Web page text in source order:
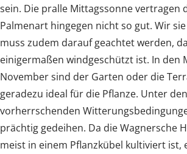
sein. Die pralle Mittagssonne vertragen
Palmenart hingegen nicht so gut. Wir
muss zudem darauf geachtet werden,
einigermaßen windgeschützt ist. In den
November sind der Garten oder die
geradezu ideal für die Pflanze. Unter
vorherrschenden
prächtig gedeihen. Da die Wagnersche
meist in einem Pflanzkübel kultiviert ist,